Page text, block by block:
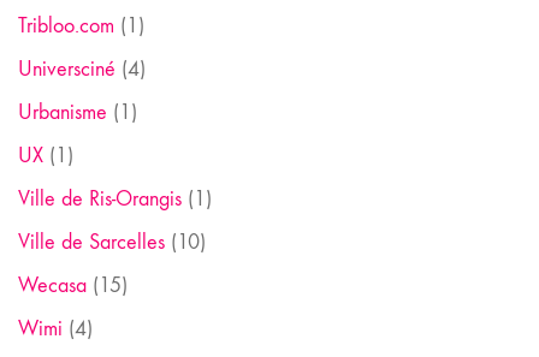
Tribloo.com (1)
Universciné (4)
Urbanisme (1)
UX (1)
Ville de Ris-Orangis (1)
Ville de Sarcelles (10)
Wecasa (15)
Wimi (4)